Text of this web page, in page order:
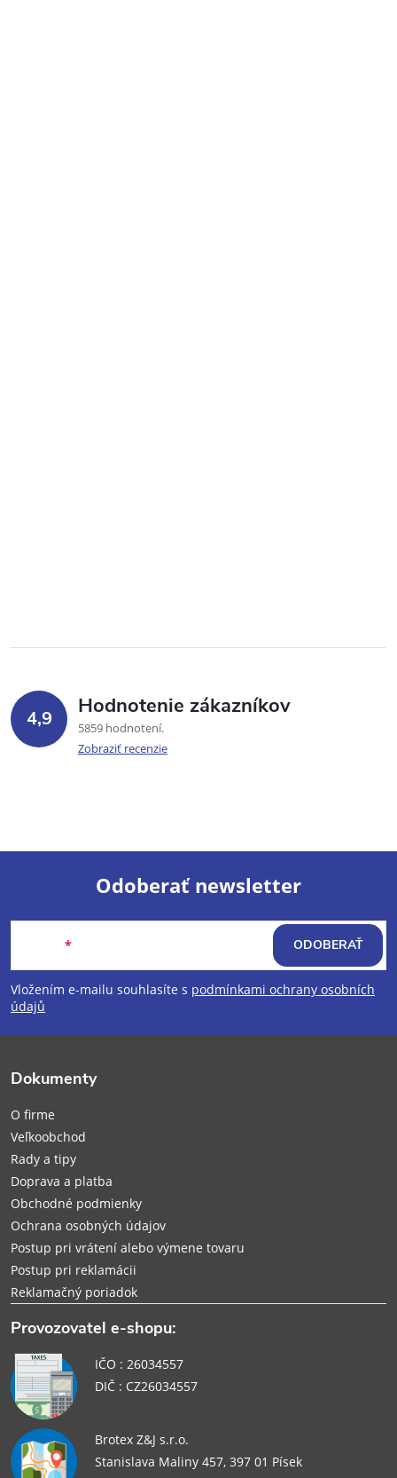
4,9 Hodnotenie zákazníkov
5859 hodnotení
Zobraziť recenzie
Z
á
p
e
Odoberať newsletter
Vložením e-mailu souhlasíte s podmínkami ochrany osobních
údajů
ODOBERAŤ
Dokumenty
O firme
Veľkoobchod
Rady a tipy
Doprava a platba
Obchodné podmienky
Ochrana osobných údajov
Postup pri vrátení alebo výmene tovaru
Postup pri reklamácii
Reklamačný poriadok
Provozovatel e-shopu:
IČO : 26034557
DIČ : CZ26034557
Brotex Z&J s.r.o.
Stanislava Maliny 457, 397 01 Písek